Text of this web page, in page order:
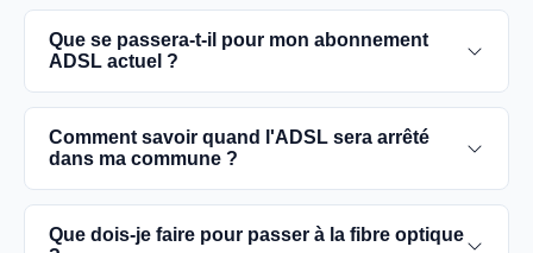
L'extinction complète du réseau ADSL est prévue
pour 2030. D'ici là, les utilisateurs sont
optique, plus rapides et fiables.
Que se passera-t-il pour mon abonnement
ADSL actuel ?
Vous pouvez continuer à utiliser votre
abonnement ADSL jusqu'à la date de fermeture du
conseillé de passer à la fibre optique dès que
possible pour une meilleure qualité de service.
Comment savoir quand l'ADSL sera arrêté
dans ma commune ?
Les dates précises de fermeture de l'ADSL varient
Que dois-je faire pour passer à la fibre optique